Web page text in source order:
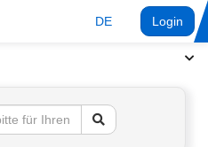
DE Login